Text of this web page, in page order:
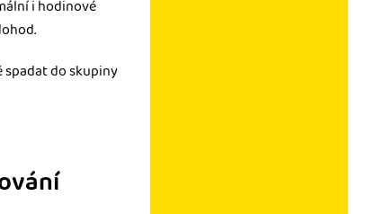
i hodinové
spadat do skupiny